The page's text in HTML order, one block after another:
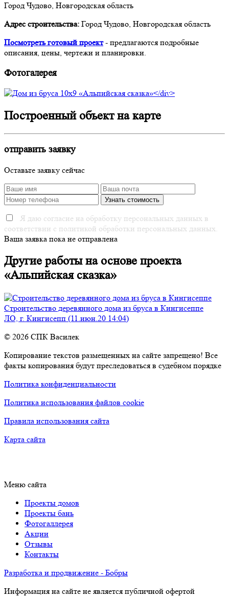
Город Чудово, Новгородская область
Адрес строительства: Город Чудово, Новгородская область
Посмотреть готовый проект- предлагаются подробные
описания, цены, чертежи и планировки.
Фотогалерея
Построенный объект на карте
отправить заявку
Оставьте заявку сейчас
Я даю согласие на обработку персональных данных в
соответствии с политикой обработки персональных данных.
Ваша заявка пока не отправлена
Другие работы на основе проекта
«Альпийская сказка»
Строительство деревянного дома из бруса в Кингисеппе
ЛО, г. Кингисепп (11.июн.20 14:04)
© 2026 СПК Василек
Копирование текстов размещенных на сайте запрещено! Все
факты копирования будут преследоваться в судебном порядке
Политика конфиденциальности
Политика использования файлов cookie
Правила использования сайта
Карта сайта
Меню сайта
Проекты домов
Проекты бань
Фотогаллерея
Акции
Отзывы
Контакты
Разработка и продвижение - Бобры
Информация на сайте не является публичной офертой